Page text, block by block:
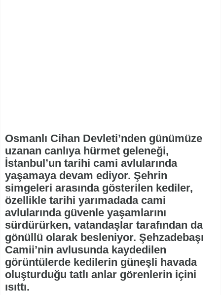
Osmanlı Cihan Devleti’nden günümüze
uzanan canlıya hürmet geleneği,
İstanbul’un tarihi cami avlularında
yaşamaya devam ediyor. Şehrin
simgeleri arasında gösterilen kediler,
özellikle tarihi yarımadada cami
avlularında güvenle yaşamlarını
sürdürürken, vatandaşlar tarafından da
gönüllü olarak besleniyor. Şehzadebaşı
Camii’nin avlusunda kaydedilen
görüntülerde kedilerin güneşli havada
oluşturduğu tatlı anlar görenlerin içini
ısıttı.